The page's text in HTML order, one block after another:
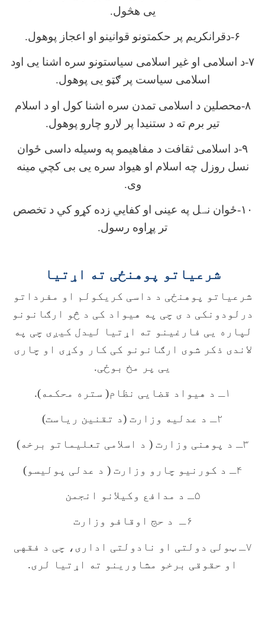
یی هڅول.
۶-دقرانکریم پر حکمتونو قوانینو او اعجاز پوهول.
۷-د اسلامی او غیر اسلامی سیاستونو سره اشنا یی اود
اسلامی سیاست پر ګټو یی پوهول.
۸-محصلین د اسلامی تمدن سره اشنا کول او د اسلام
تیر برم ته د ستنیدا پر لارو چارو پوهول.
۹-د اسلامی ثقافت د مفاهیمو په وسیله داسی ځوان
نسل روزل چه اسلام او هیواد سره یی بی کچي مینه
وی.
۱۰-ځوان ن سل په عینی او کفایي زده کړو کي د تخصص
تر پړاوه رسول.
شرعیاتو پوهنځی ته اړتیا
شرعياتو پوهنځی د داسی کریکولم او مفرداتو
درلودونکی د ی چی په هیواد کی د څو ارګانونو
لپاره یی فارغینو ته اړتیا لیدل کیږی چی په
لاندی ذکر شوی ارګانونو کی کار وکړی او چاری
یی پر مخ بوځی.
۱ـ د هیواد قضایی نظام( ستره محکمه).
۲ـ د عدلیه وزارت (د تقنین ریاست)
۳ـ د پوهنی وزارت ( د اسلامی تعلیماتو برخه)
۴ـ د کورنیو چارو وزارت ( د عدلی پولیسو)
۵ـ د مدافع وکیلانو انجمن
۶ـ د حج اوقافو وزارت
۷ـ ټولی دولتی او نادولتی اداری، چی د فقهی
او حقوقی برخو مشاورینو ته اړتیا لری.